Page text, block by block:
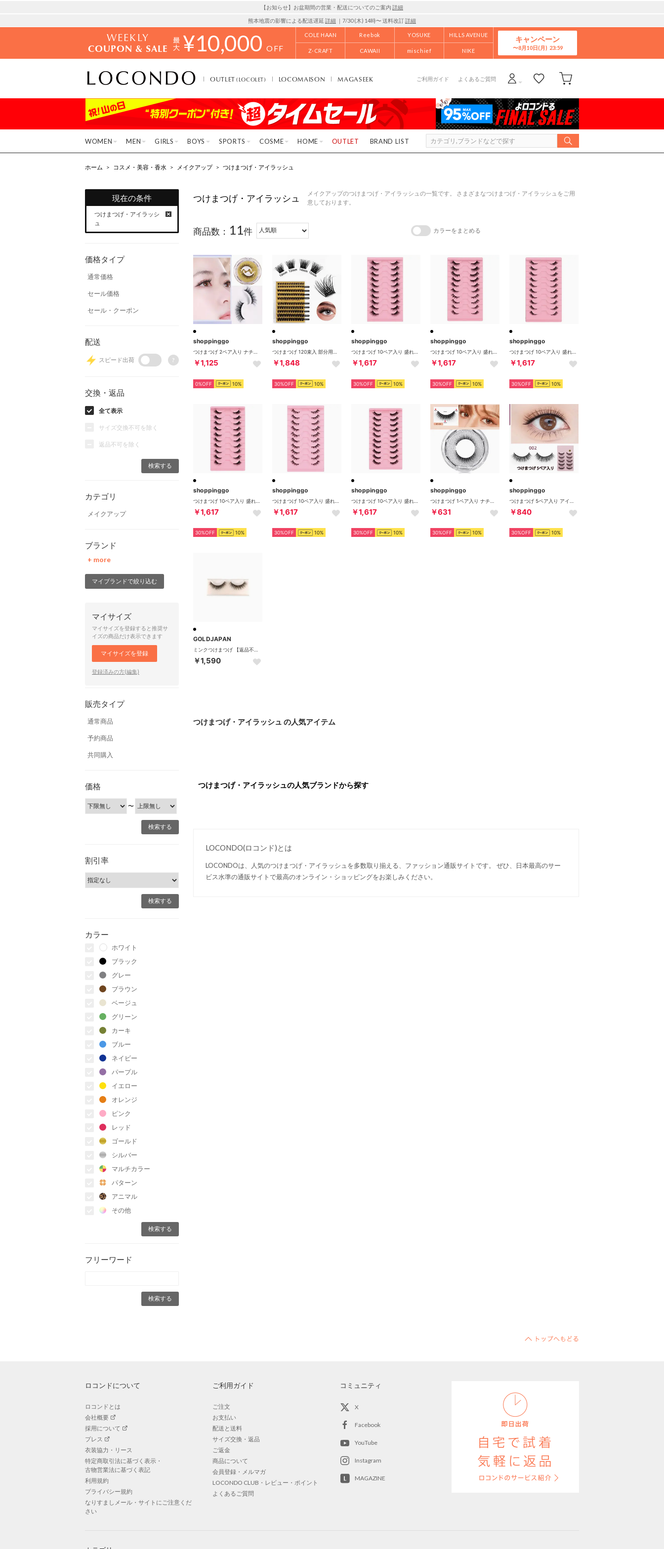
【お知らせ】お盆期間の営業・配送についてのご案内 詳細
熊本地震の影響による配送遅延 詳細 ｜7/30 (木) 14時〜 送料改訂詳細
WEEKLY
COUPON & SALE ¥10,000 OFF
COLE HAAN Reebok YOSUKE HILLS AVENUE
Z-CRAFT CAWAII mischief NIKE
キャンペーン
8月10日(月)
OUTLET(LOCOLET) LOCOMAISON MAGASEEK ご利用ガイド よくあるご質問
WOMEN MEN GIRLS BOYS SPORTS COSME HOME OUTLET BRAND LIST
ホーム > コスメ・美容・香水 > メイクアップ > つけまつげ・アイラッシュ
現在の条件
つけまつげ・アイラッシ
ュ
価格タイプ
通常価格
セール価格
セール・クーポン
配送
スピード出荷 ?
交換・返品
全て表示
サイズ交換不可を除く
返品不可を除く
カテゴリ
メイクアップ
ブランド
+ more
マイブランドで絞り込む
マイサイズ
マイサイズを登録すると推奨サ
イズの商品だけ表示できます
マイサイズを登録
登録済みの方(編集)
販売タイプ
通常商品
予約商品
共同購入
価格
〜
割引率
カラー
ホワイト
ブラック
グレー
ブラウン
ベージュ
グリーン
カーキ
ブルー
ネイビー
パープル
イエロー
オレンジ
ピンク
レッド
ゴールド
シルバー
マルチカラー
パターン
アニマル
その他
フリーワード
つけまつげ・アイラッシュ
メイクアップのつけまつげ・アイラッシュの一覧です。 さまざまなつけまつげ・アイラッシュをご用
意しております。
商品数： 11件 カラーをまとめる
shoppinggo
￥1,125
0%OFF 10%
shoppinggo
￥1,848
30%OFF 10%
shoppinggo
￥1,617
30%OFF 10%
shoppinggo
￥1,617
30%OFF 10%
shoppinggo
￥1,617
30%OFF 10%
shoppinggo
￥1,617
30%OFF 10%
shoppinggo
￥1,617
30%OFF 10%
shoppinggo
￥1,617
30%OFF 10%
shoppinggo
￥631
30%OFF 10%
shoppinggo
￥840
30%OFF 10%
GOLDJAPAN
￥1,590
つけまつげ・アイラッシュ の人気アイテム
つけまつげ・アイラッシュの人気ブランドから探す
LOCONDO(ロコンド)とは
LOCONDOは、人気のつけまつげ・アイラッシュを多数取り揃える、ファッション通販サイトです。 ぜひ、日本最高のサー
ビス水準の通販サイトで最高のオンライン・ショッピングをお楽しみください。
ロコンドについて
ロコンドとは
会社概要
採用について
プレス
衣装協力・リース
特定商取引法に基づく表示・
古物営業法に基づく表記
利用規約
プライバシー規約
なりすましメール・サイトにご注意くだ
さい
ご利用ガイド
ご注文
お支払い
配送と送料
サイズ交換・返品
ご返金
商品について
会員登録・メルマガ
LOCONDO CLUB・レビュー・ポイント
よくあるご質問
コミュニティ
X
Facebook
YouTube
Instagram
MAGAZINE